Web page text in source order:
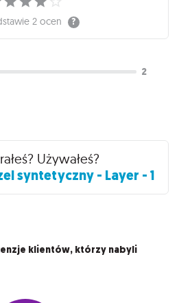
2 ocen
Używałeś?
syntetyczny - Layer - 1
klientów, którzy nabyli